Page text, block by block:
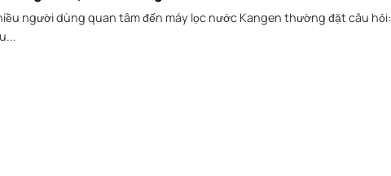
người dùng quan tâm đến máy lọc nước Kangen thường đặt câu hỏi: